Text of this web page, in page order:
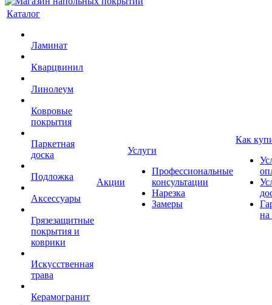
Каталог
Ламинат
Кварцвинил
Линолеум
Ковровые
покрытия
Паркетная
доска
Подложка
Аксессуары
Грязезащитные
покрытия и
коврики
Искусственная
трава
Керамогранит
Акции
Услуги
Профессиональные
консультации
Нарезка
Замеры
Как
на